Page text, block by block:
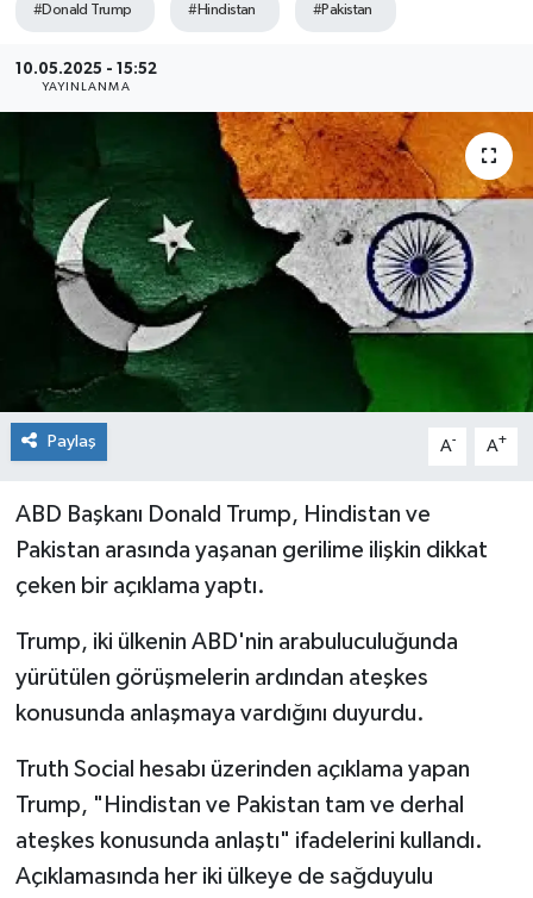
#Donald Trump #Hindistan #Pakistan
10.05.2025 - 15:52
YAYINLANMA
Paylaş A- A+
ABD Başkanı Donald Trump, Hindistan ve
Pakistan arasında yaşanan gerilime ilişkin dikkat
çeken bir açıklama yaptı.
Trump, iki ülkenin ABD'nin arabuluculuğunda
yürütülen görüşmelerin ardından ateşkes
konusunda anlaşmaya vardığını duyurdu.
Truth Social hesabı üzerinden açıklama yapan
Trump, "Hindistan ve Pakistan tam ve derhal
ateşkes konusunda anlaştı" ifadelerini kullandı.
Açıklamasında her iki ülkeye de sağduyulu
Siyaset
Spor
Teknoloji
Türkiye